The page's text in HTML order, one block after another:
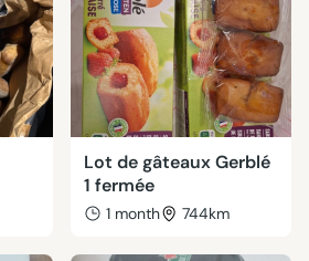
Lot de gâteaux Gerblé
1 fermée
1 month 744km